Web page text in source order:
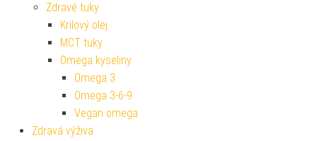
Zdravé tuky
Krilový olej
MCT tuky
Omega kyseliny
Omega 3
Omega 3-6-9
Vegan omega
Zdravá výživa